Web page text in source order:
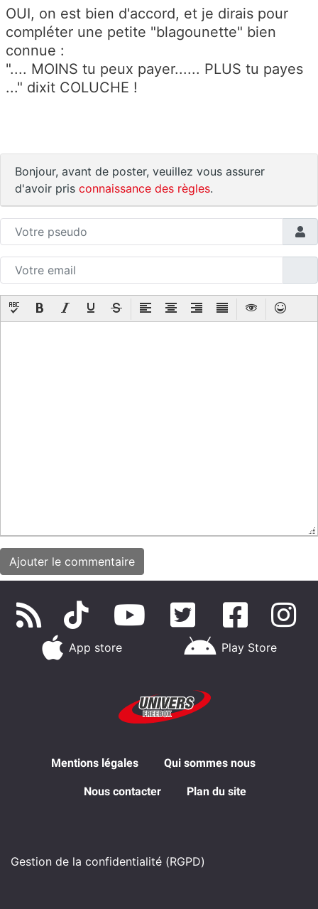
OUI, on est bien d'accord, et je dirais pour
compléter une petite "blagounette" bien
connue :
".... MOINS tu peux payer...... PLUS tu payes
..." dixit COLUCHE !
Bonjour, avant de poster, veuillez vous assurer
d'avoir pris connaissance des règles.
App store Play Store
Mentions légales Qui sommes nous
Nous contacter Plan du site
Gestion de la confidentialité (RGPD)